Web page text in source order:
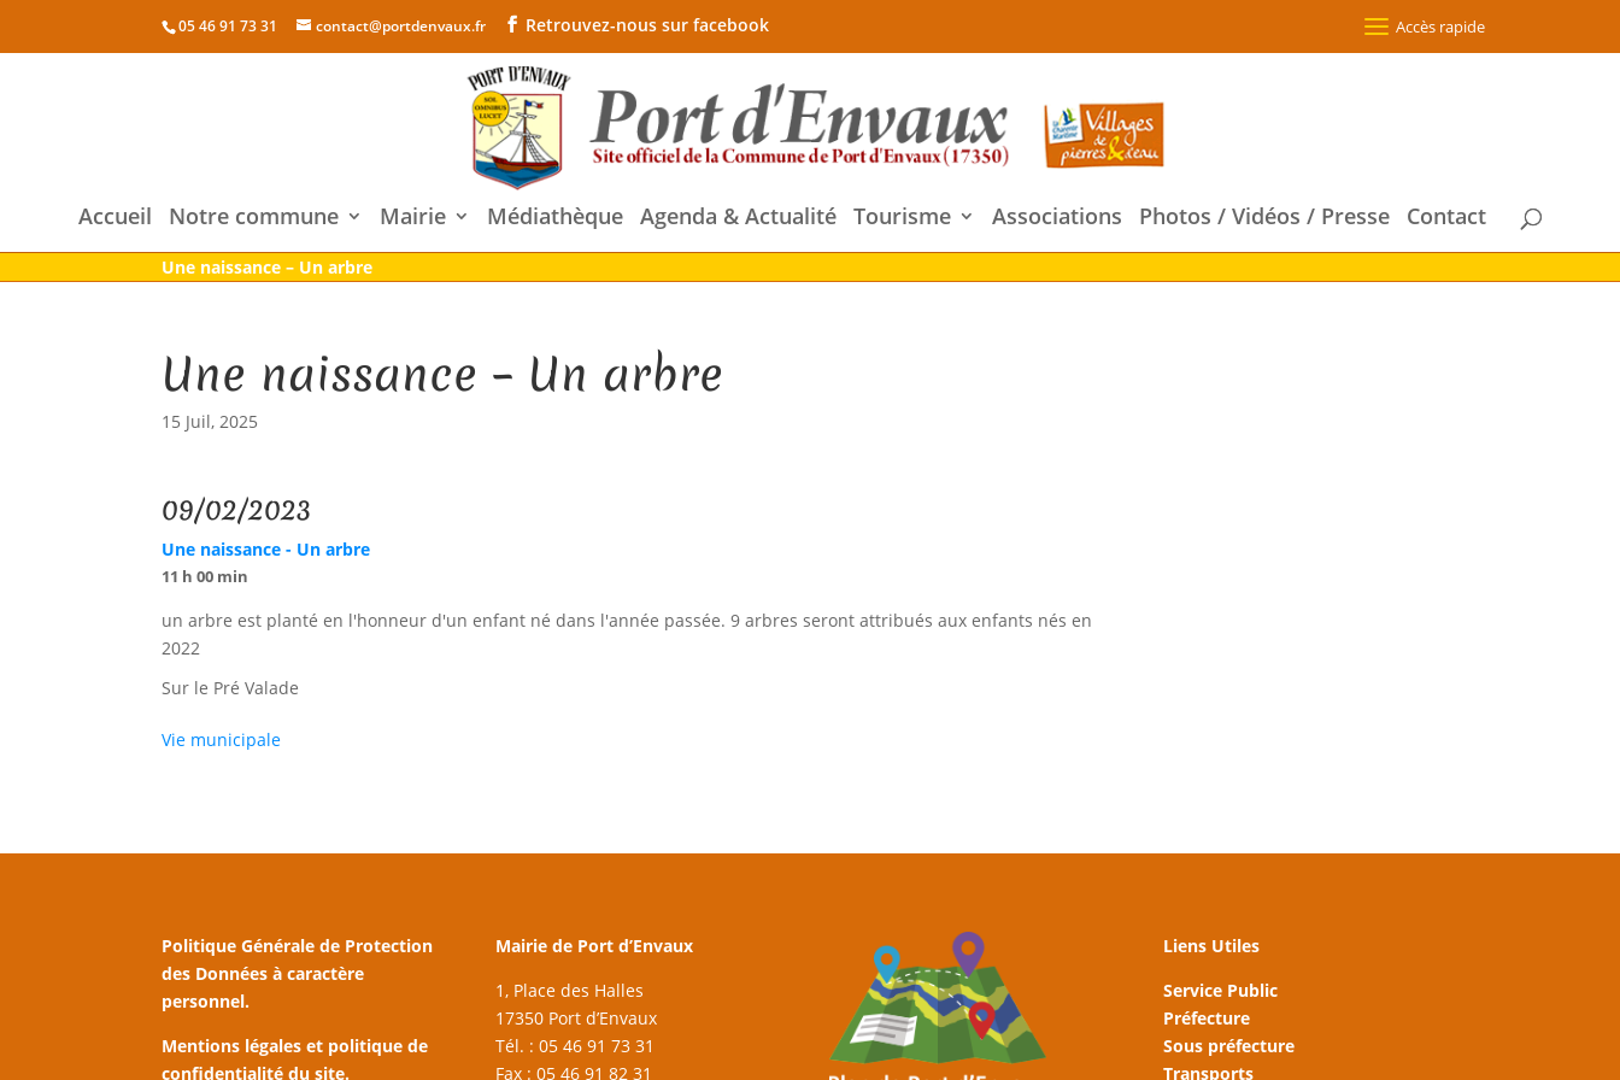
05 46 91 73 31 contact@portdenvaux.fr Retrouvez-nous sur facebook Accès rapide
Accueil Notre commune Mairie Médiathèque Agenda & Actualité Tourisme Associations Photos / Vidéos / Presse Contact
Une naissance – Un arbre
Une naissance – Un arbre
15 Juil, 2025
09/02/2023
Une naissance - Un arbre
11 h 00 min
un arbre est planté en l'honneur d'un enfant né dans l'année passée. 9 arbres seront attribués aux enfants nés en
2022
Sur le Pré Valade
Vie municipale
Politique Générale de Protection
des Données à caractère
personnel.
Mentions légales et politique de
confidentialité du site.
Mairie de Port d’Envaux
1, Place des Halles
17350 Port d’Envaux
Tél. : 05 46 91 73 31
Fax : 05 46 91 82 31
Liens Utiles
Service Public
Préfecture
Sous préfecture
Transports